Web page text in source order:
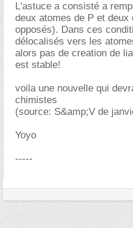
L'astuce a consisté a
deux atomes de P et
opposés). Dans ces
délocalisés vers les
alors pas de creation de
est stable!
voila une nouvelle qui
chimistes
(source: S&amp;V de
Yoyo
-----